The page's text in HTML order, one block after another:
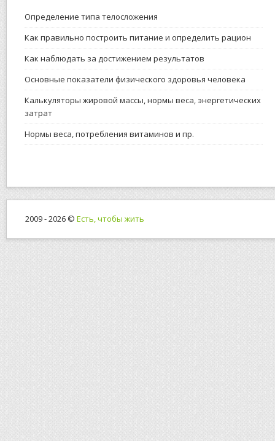
Определение типа телосложения
Как правильно построить питание и определить рацион
Как наблюдать за достижением результатов
Основные показатели физического здоровья человека
Калькуляторы жировой массы, нормы веса, энергетических
затрат
Нормы веса, потребления витаминов и пр.
2009 - 2026 © Есть, чтобы жить